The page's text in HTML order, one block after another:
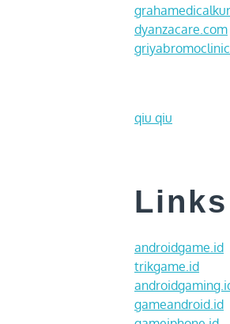
dyanzacare.com
qiu qiu
Links
androidgame.id
trikgame.id
gameandroid.id